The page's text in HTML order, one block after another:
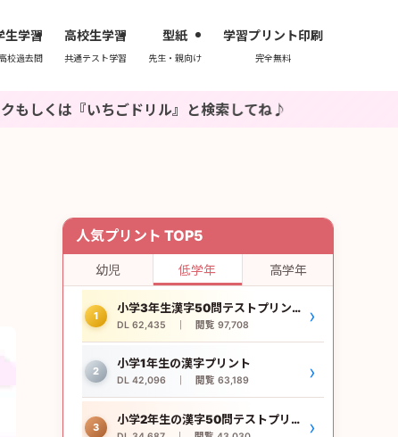
生学習
校過去問
高校生学習
共通テスト学習
型紙
先生・親向け
学習プリント印刷
完全無料
ちごドリル』と検索してね♪
人気プリント TOP5
幼児 低学年 高学年
1
小学3年生漢字50問テストプリント
DL 62,435 ｜ 閲覧 97,708 ›
2
小学1年生の漢字プリント
DL 42,096 ｜ 閲覧 63,189 ›
3
小学2年生の漢字50問テストプリント ›